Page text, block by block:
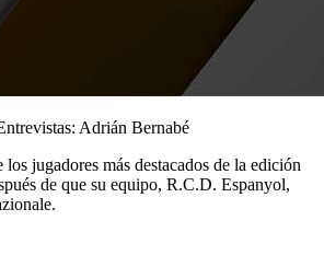
Adrián Bernabé
jugadores más destacados de la edición
de que su equipo, R.C.D. Espanyol,